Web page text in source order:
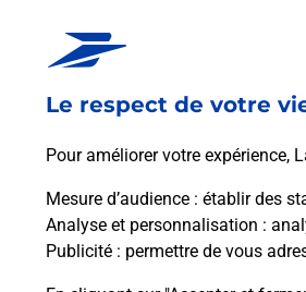
Le respect de votre
Pour améliorer votre expérience,
Mesure d’audience : établir des
Analyse et personnalisation :
Publicité : permettre de vous
En savoir plus